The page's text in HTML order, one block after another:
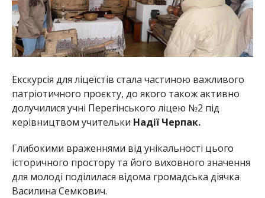
Екскурсія для ліцеїстів стала частиною важливого
патріотичного проєкту, до якого також активно
долучилися учні Перегінського ліцею №2 під
керівництвом учительки Надії Черпак.
Глибокими враженнями від унікальності цього
історичного простору та його виховного значення
для молоді поділилася відома громадська діячка
Василина Семкович.